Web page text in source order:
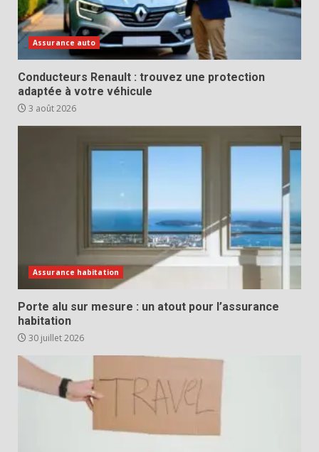
Assurance auto
Conducteurs Renault : trouvez une protection
adaptée à votre véhicule
3 août 2026
Assurance habitation
Porte alu sur mesure : un atout pour l’assurance
habitation
30 juillet 2026